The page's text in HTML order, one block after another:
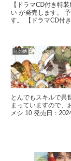
【ドラマCD付き特
い が発売します。
す。 【ドラマCD付
その他
とんでもスキルで異
まっていますので、
メシ 10 発売日：